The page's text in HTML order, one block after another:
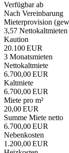
Verfügbar ab
Nach Vereinbarung
Mieter­provision
3,57
Kaution
20.100 EUR
3 Monatsmieten
Nettokaltmiete
6.700,00 EUR
Kaltmiete
6.700,00 EUR
Miete pro m²
20,00 EUR
Summe Miete netto
6.700,00 EUR
Nebenkosten
1.200,00 EUR